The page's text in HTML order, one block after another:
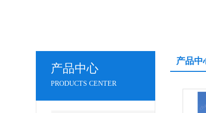
产品中心
PRODUCTS CENTER
产品中